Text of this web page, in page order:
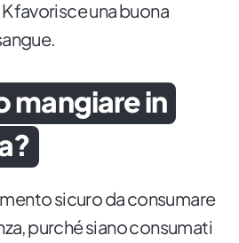
favorisce una buona
mangiare in
sicuro da consumare
purché siano consumati